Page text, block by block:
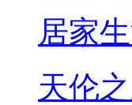
居家
天伦